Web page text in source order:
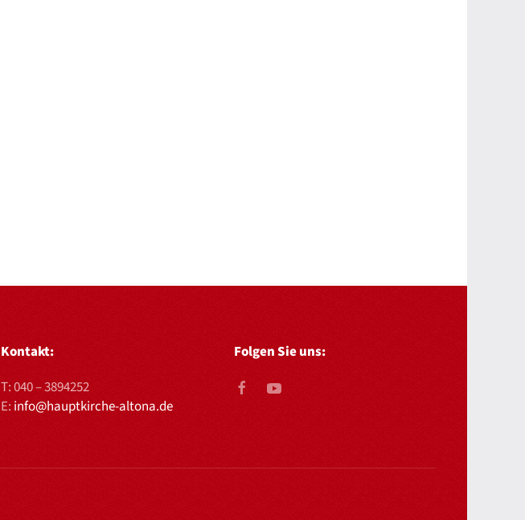
Kontakt:
T:040 – 3894252
E: info@hauptkirche-altona.de
Folgen Sie uns: